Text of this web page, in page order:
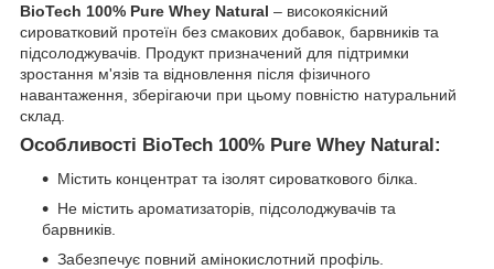
BioTech 100% Pure Whey Natural – високоякісний
сироватковий протеїн без смакових добавок, барвників та
підсолоджувачів. Продукт призначений для підтримки
зростання м'язів та відновлення після фізичного
навантаження, зберігаючи при цьому повністю натуральний
склад.
Особливості BioTech 100% Pure Whey Natural:
Містить концентрат та ізолят сироваткового білка.
Не містить ароматизаторів, підсолоджувачів та
барвників.
Забезпечує повний амінокислотний профіль.